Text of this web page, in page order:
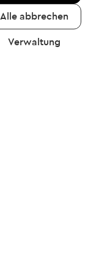
Alle abbrechen
Verwaltung